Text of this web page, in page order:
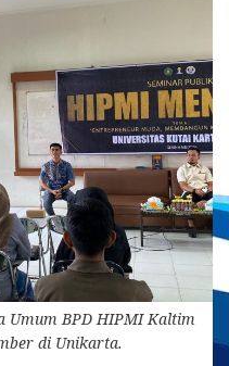
Umum BPD HIPMI Kaltim
di Unikarta.